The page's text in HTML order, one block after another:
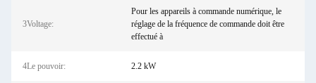
3Voltage:
Pour les appareils à commande numérique, le
réglage de la fréquence de commande doit être
effectué à
4Le pouvoir: 2.2 kW